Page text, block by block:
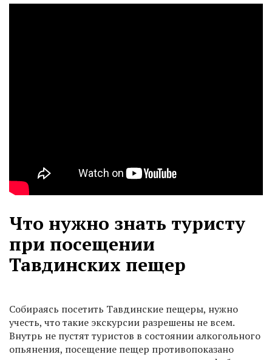
Что нужно знать туристу
при посещении
Тавдинских пещер
Собираясь посетить Тавдинские пещеры, нужно
учесть, что такие экскурсии разрешены не всем.
Внутрь не пустят туристов в состоянии алкогольного
опьянения, посещение пещер противопоказано